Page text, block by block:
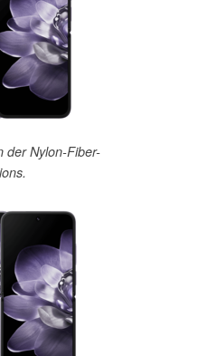
der Nylon-Fiber-